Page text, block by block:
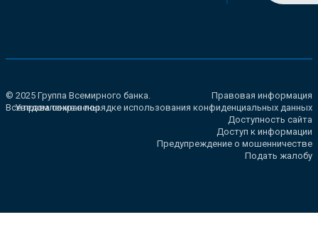
© 2025 Группа Всемирного банка.
Все права сохранены.
Правовая информация
Уведомление о порядке использования конфиденциальных данных
Доступность сайта
Доступ к информации
Предупреждение о мошенничестве
Подать жалобу